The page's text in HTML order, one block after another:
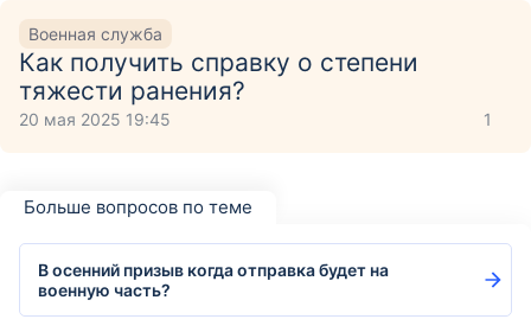
Военная служба
Как получить справку о степени
тяжести ранения?
20 мая 2025 19:45 1
Больше вопросов по теме
В осенний призыв когда отправка будет на
военную часть?